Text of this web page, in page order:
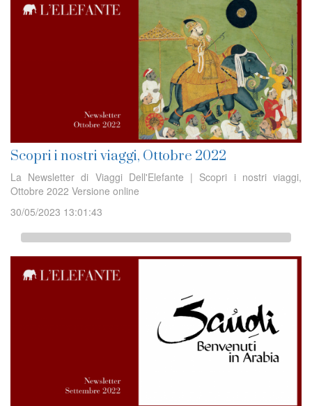
Scopri i nostri viaggi, Ottobre 2022
La Newsletter di Viaggi Dell'Elefante | Scopri i nostri viaggi,
Ottobre 2022 Versione online
30/05/2023 13:01:43